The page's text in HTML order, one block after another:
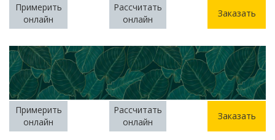
Примерить
онлайн
Рассчитать
онлайн
Заказать
Примерить
онлайн
Рассчитать
онлайн
Заказать